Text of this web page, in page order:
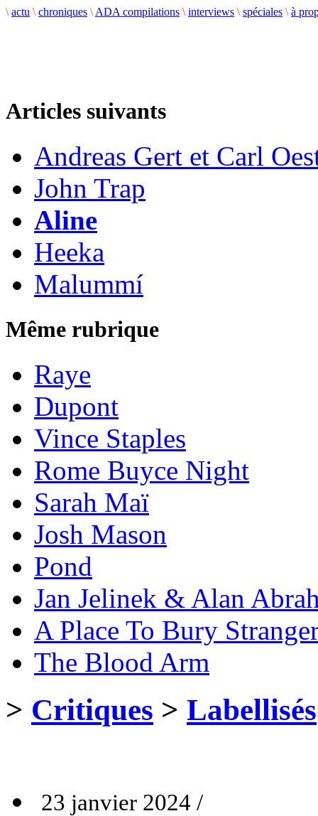
\ actu \ chroniques \ ADA compilations \ interviews \ spéciales \ à
Articles suivants
Andreas Gert et Carl
John Trap
Aline
Heeka
Malummí
Même rubrique
Raye
Dupont
Vince Staples
Rome Buyce Night
Sarah Maï
Josh Mason
Pond
Jan Jelinek & Alan
A Place To Bury
The Blood Arm
> Critiques > Labellisés
23 janvier 2024 /